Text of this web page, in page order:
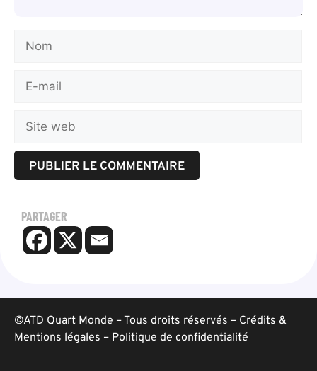
PARTAGER
©ATD Quart Monde – Tous droits réservés – Crédits &
Mentions légales – Politique de confidentialité